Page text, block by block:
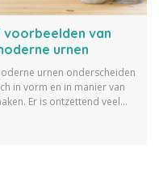
voorbeelden van
urnen
urnen onderscheiden
in vorm en in manier van
Er is ontzettend veel